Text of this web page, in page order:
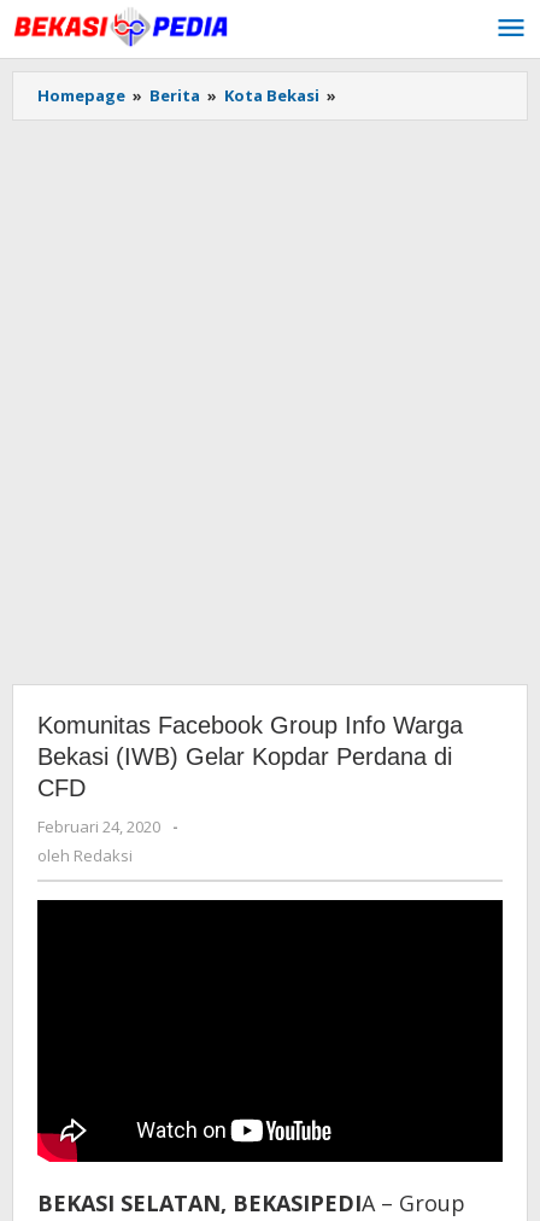
Lewati
ke
konten
Homepage » Berita » Kota Bekasi »
Facebook
Komunitas Facebook Group Info Warga
Bekasi (IWB) Gelar Kopdar Perdana di
CFD
Februari 24, 2020
oleh
-
oleh Redaksi
BEKASI SELATAN, BEKASIPEDIA – Group